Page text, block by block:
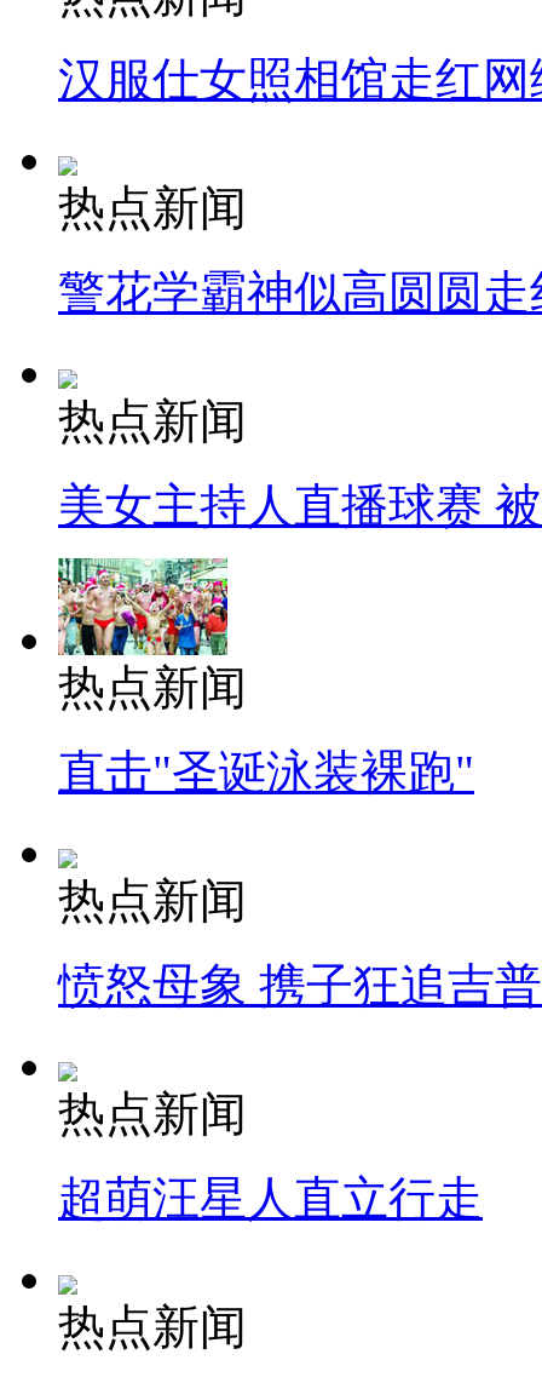
汉服仕女照相馆走红网
热点新闻
警花学霸神似高圆圆走
热点新闻
美女主持人直播球赛
热点新闻
直击"圣诞泳装裸跑"
热点新闻
愤怒母象 携子狂追吉
热点新闻
超萌汪星人直立行走
热点新闻